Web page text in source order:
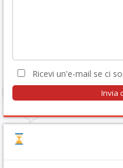
Ricevi un'e-mail se ci